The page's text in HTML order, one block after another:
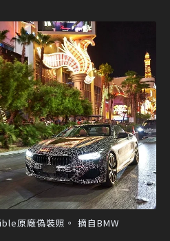
原廠偽裝照。 摘自BMW